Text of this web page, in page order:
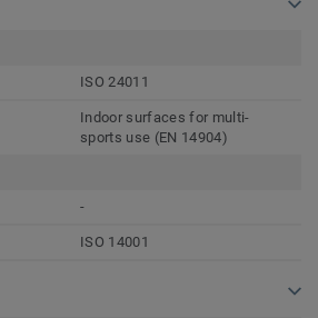
ISO 24011
Indoor surfaces for multi-
sports use (EN 14904)
-
ISO 14001